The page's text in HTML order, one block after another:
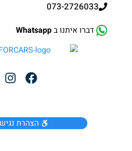
073-2726033
דברו איתנו בWhatsapp
הצהרת נגישות